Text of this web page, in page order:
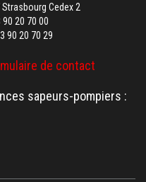
Cedex 2
90 20 70 00
90 20 70 29
de contact
sapeurs-pompiers :